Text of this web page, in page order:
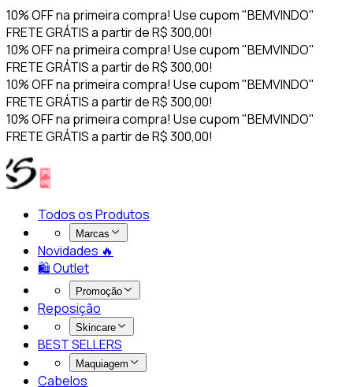
10% OFF na primeira compra! Use cupom "BEMVINDO"
FRETE GRÁTIS a partir de R$ 300,00!
10% OFF na primeira compra! Use cupom "BEMVINDO"
FRETE GRÁTIS a partir de R$ 300,00!
10% OFF na primeira compra! Use cupom "BEMVINDO"
FRETE GRÁTIS a partir de R$ 300,00!
10% OFF na primeira compra! Use cupom "BEMVINDO"
FRETE GRÁTIS a partir de R$ 300,00!
Todos os Produtos
Marcas
Novidades 🔥​
🛍️ Outlet
Promoção
Reposição
Skincare
BEST SELLERS
Maquiagem
Cabelos